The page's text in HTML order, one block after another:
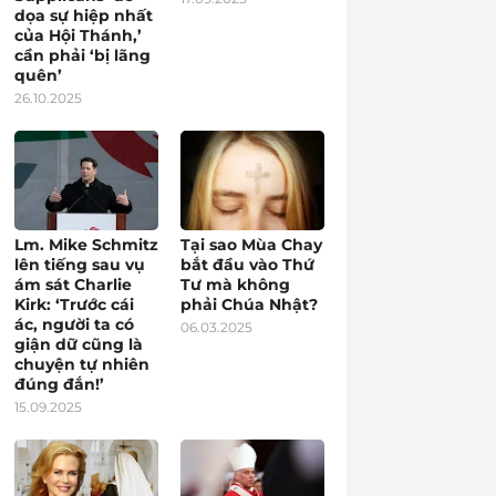
dọa sự hiệp nhất
của Hội Thánh,’
cần phải ‘bị lãng
quên’
26.10.2025
Lm. Mike Schmitz
lên tiếng sau vụ
ám sát Charlie
Kirk: ‘Trước cái
ác, người ta có
giận dữ cũng là
chuyện tự nhiên
đúng đắn!’
15.09.2025
Tại sao Mùa Chay
bắt đầu vào Thứ
Tư mà không
phải Chúa Nhật?
06.03.2025